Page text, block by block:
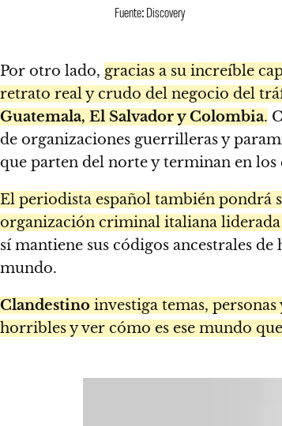
Fuente: Discovery
Por otro lado, gracias a su increíble
retrato real y crudo del negocio del
Guatemala, El Salvador y Colombia.
de organizaciones guerrilleras y
que parten del norte y terminan en los
El periodista español también pondrá
organización criminal italiana liderada
sí mantiene sus códigos ancestrales
mundo.
Clandestino investiga temas,
horribles y ver cómo es ese mundo